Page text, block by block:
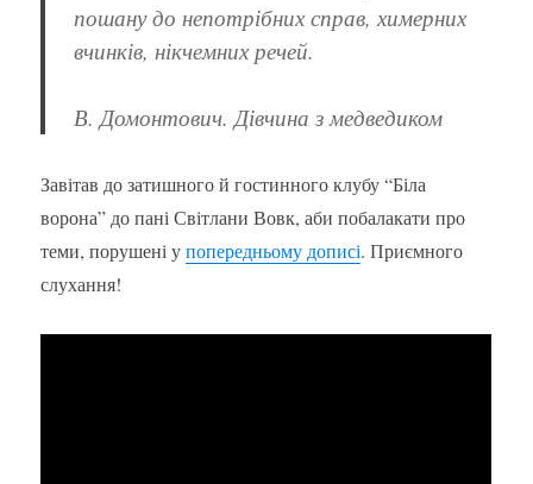
пошану до непотрібних справ, химерних
вчинків, нікчемних речей.
В. Домонтович. Дівчина з медведиком
Завітав до затишного й гостинного клубу “Біла
ворона” до пані Світлани Вовк, аби побалакати про
теми, порушені упопередньому дописі. Приємного
слухання!